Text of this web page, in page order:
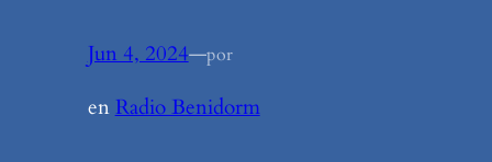
Jun 4, 2024—por
en Radio Benidorm